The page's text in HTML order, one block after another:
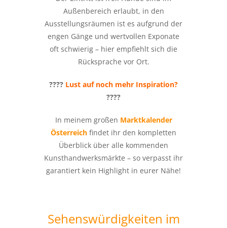
Außenbereich erlaubt, in den
Ausstellungsräumen ist es aufgrund der
engen Gänge und wertvollen Exponate
oft schwierig – hier empfiehlt sich die
Rücksprache vor Ort.
???? Lust auf noch mehr Inspiration?
????
In meinem großen Marktkalender
Österreich findet ihr den kompletten
Überblick über alle kommenden
Kunsthandwerksmärkte – so verpasst ihr
garantiert kein Highlight in eurer Nähe!
Sehenswürdigkeiten im